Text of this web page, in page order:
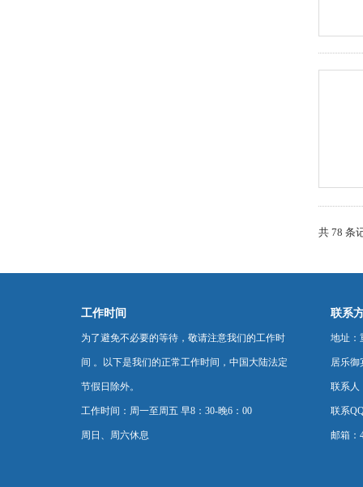
共 78 条
工作时间
为了避免不必要的等待，敬请注意我们的工作时
间 。以下是我们的正常工作时间，中国大陆法定
节假日除外。
工作时间：周一至周五 早8：30-晚6：00
周日、周六休息
联系
地址：
居乐御
联系人
联系
邮箱：